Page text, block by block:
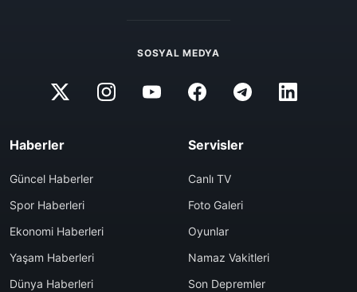
SOSYAL MEDYA
Haberler
Güncel Haberler
Spor Haberleri
Ekonomi Haberleri
Yaşam Haberleri
Dünya Haberleri
Servisler
Canlı TV
Foto Galeri
Oyunlar
Namaz Vakitleri
Son Depremler